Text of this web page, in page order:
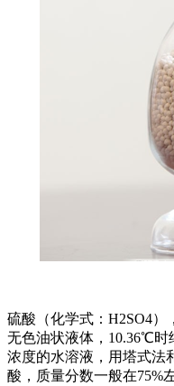
硫酸（化学式：H2SO4
无色油状液体，10.36℃时
浓度的水溶液，用塔式法
酸，质量分数一般在75%